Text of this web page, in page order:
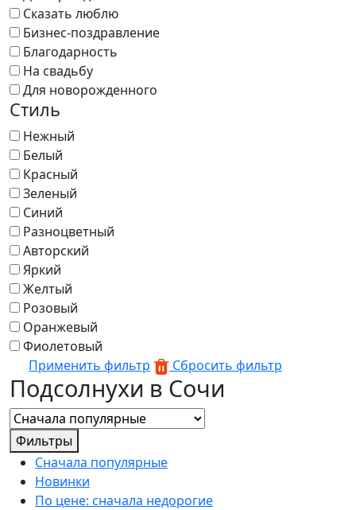
Сказать люблю
Бизнес-поздравление
Благодарность
На свадьбу
Для новорожденного
Стиль
Нежный
Белый
Красный
Зеленый
Синий
Разноцветный
Авторский
Яркий
Желтый
Розовый
Оранжевый
Фиолетовый
Применить фильтр
Сбросить фильтр
Подсолнухи в Сочи
Фильтры
Сначала популярные
Новинки
По цене: сначала недорогие